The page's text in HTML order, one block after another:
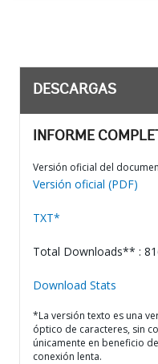
DESCARGAS
INFORME
Versión oficial del
Versión oficial (PDF)
TXT*
Total Downloads** :
Download Stats
*La versión texto es una
óptico de caracteres, sin
únicamente en beneficio
conexión lenta.